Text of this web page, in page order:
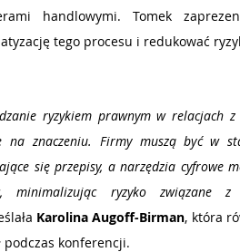
handlowymi. Tomek
tego procesu i redukować
ryzykiem prawnym w relacjach
na znaczeniu. Firmy muszą być w
się przepisy, a narzędzia cyfrowe
minimalizując ryzyko związane z
Karolina Augoff-Birman, która
podczas konferencji.